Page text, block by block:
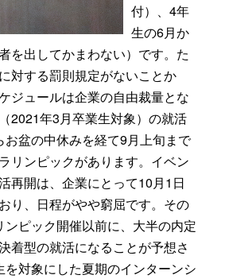
付）、4年
生の6月か
を出してかまわない）です。た
対する罰則規定がないことか
ジュールは企業の自由裁量とな
2021年3月卒業生対象）の就活
お盆の中休みを経て9月上旬まで
リンピックがあります。イベン
再開は、企業にとって10月1日
り、日程がやや窮屈です。その
ンピック開催以前に、大半の内定
着型の就活になることが予想さ
対象にした夏期のインターンシ